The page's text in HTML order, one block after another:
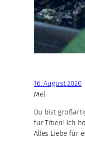
16. August 2020
Mel
Du bist
für Titien! Ich
Alles Liebe für